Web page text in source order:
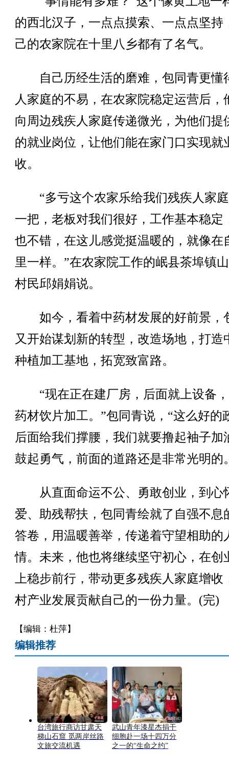
的西北汉子，一点点摸索、一点点坚持
己的农家院在十里八乡都有了名气。
自己历经生活的磨难，包同青更懂
人家庭的不易，在农家院稳定运营后，
向周边残疾人家庭传递微光，为他们提
的就业岗位，让他们能在家门口实现就
收。
“多亏这个农家乐给我们残疾人家
一把，老板对我们很好，工作基本稳定
也不错，在这儿感觉挺温暖的，就像在
里一样。”在农家院工作的岷县茶埠镇
村民邱娟娟说。
如今，看着中药材发展的好前景，
又开始谋划新的转型，改造场地，打造
种植加工基地，拓宽致富路。
“现在正在建厂房，后面就上设备
药材饮片加工。”包同青说，“这么好的
后面给我们撑腰，我们就要撸起袖子加
鼓起勇气，前面的道路还是非常光明的
从直面命运不公、勇敢创业，到心
爱、助残帮扶，包同青绘就了自强不息
答卷，用温暖善举，传递着守望相助的
情。未来，他也将继续坚守初心，在创
上稳步前行，带动更多残疾人家庭增收
村产业发展贡献自己的一份力量。(完)
【编辑：杜萍】
编辑推荐
台湾旅行商访甘肃天
梯山石窟 觅两岸丝路
文旅交流机遇
武山青年漆星杰捐干
细胞赴一场十四万分
之一的“生命之约”